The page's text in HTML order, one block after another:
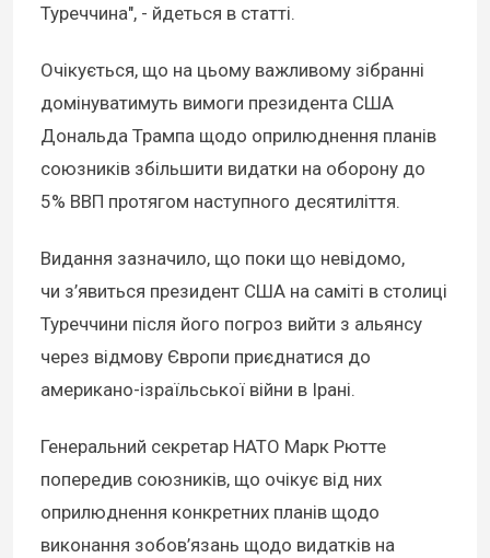
Туреччина", - йдеться в статті.
Очікується, що на цьому важливому зібранні
домінуватимуть вимоги президента США
Дональда Трампа щодо оприлюднення планів
союзників збільшити видатки на оборону до
5% ВВП протягом наступного десятиліття.
Видання зазначило, що поки що невідомо,
чи з’явиться президент США на саміті в столиці
Туреччини після його погроз вийти з альянсу
через відмову Європи приєднатися до
американо-ізраїльської війни в Ірані.
Генеральний секретар НАТО Марк Рютте
попередив союзників, що очікує від них
оприлюднення конкретних планів щодо
виконання зобов’язань щодо видатків на